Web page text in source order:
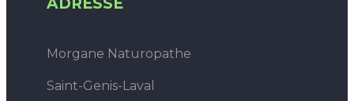
Morgane Naturopathe
Saint-Genis-Laval